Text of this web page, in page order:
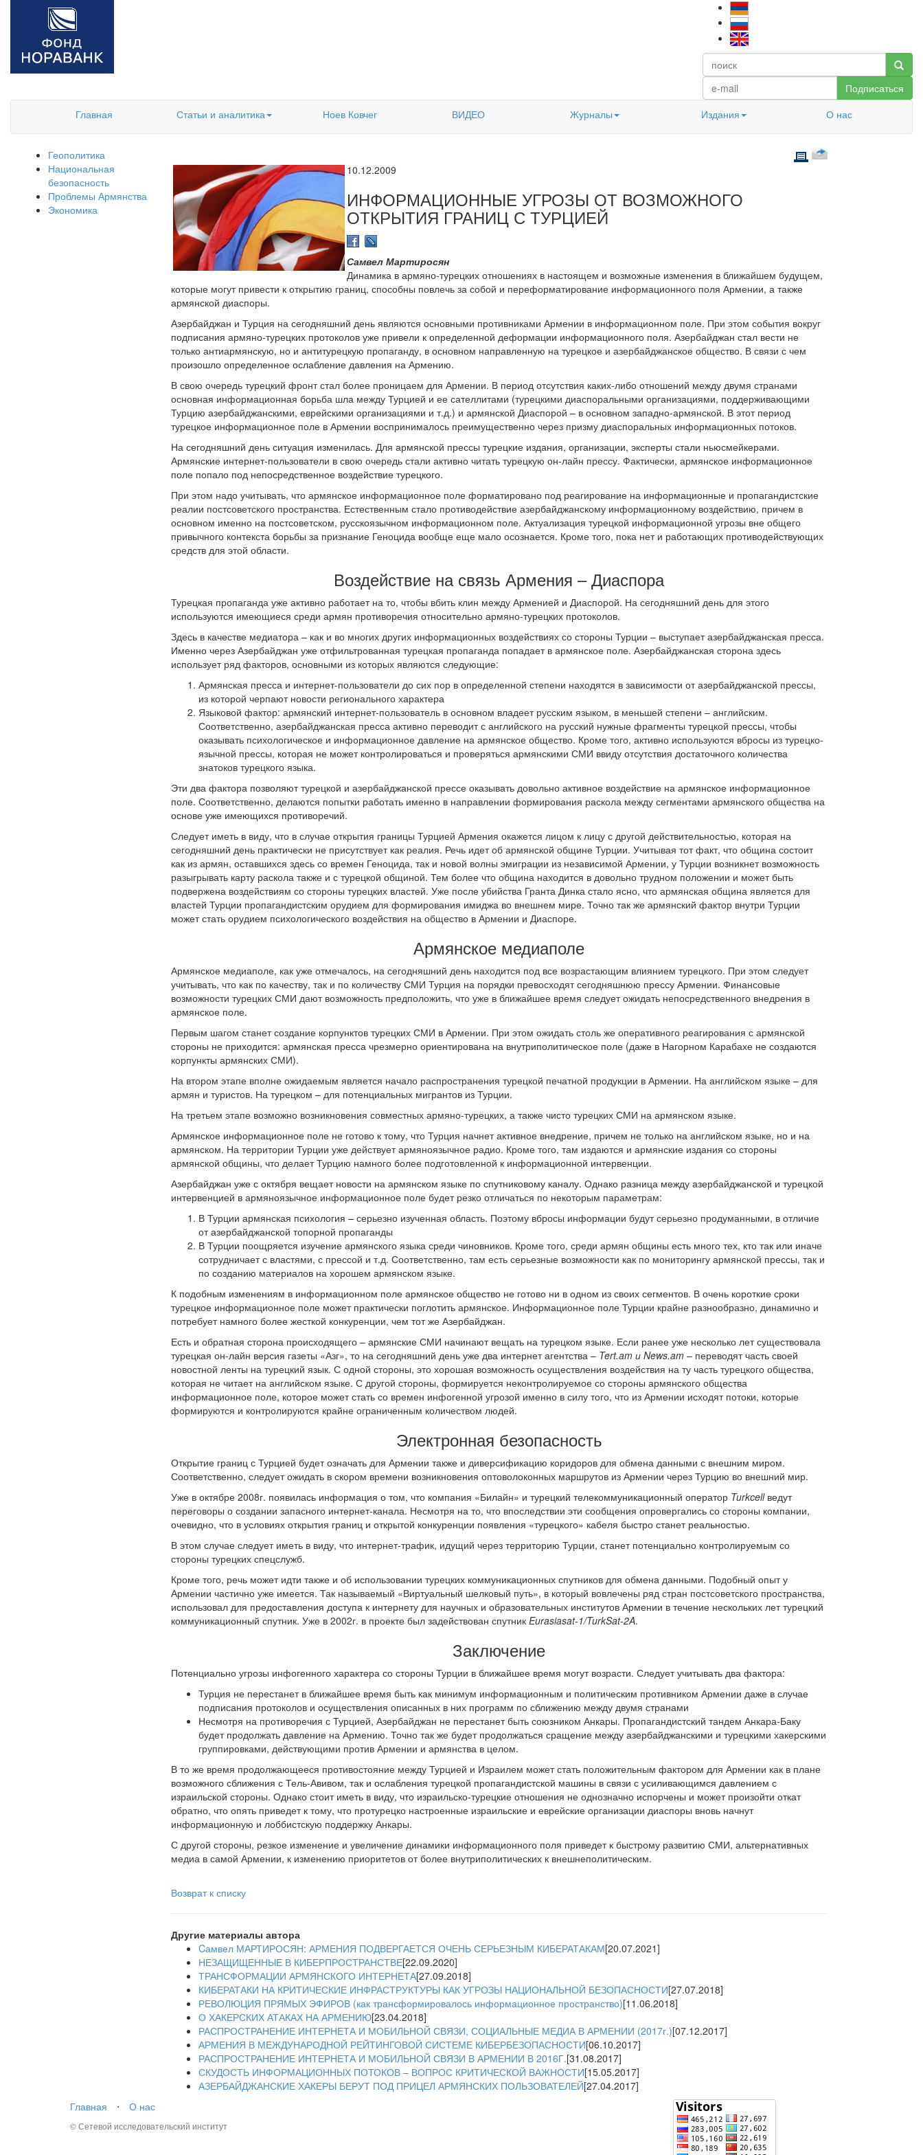
Подписаться
Главная
Статьи и аналитика Ноев Ковчег ВИДЕО Журналы Издания О нас
Геополитика
Национальная
безопасность
Проблемы Армянства
Экономика
10.12.2009
ИНФОРМАЦИОННЫЕ УГРОЗЫ ОТ ВОЗМОЖНОГО
ОТКРЫТИЯ ГРАНИЦ С ТУРЦИЕЙ
Самвел Мартиросян
Динамика в армяно-турецких отношениях в настоящем и возможные изменения в ближайшем будущем,
которые могут привести к открытию границ, способны повлечь за собой и переформатирование информационного поля Армении, а также
армянской диаспоры.
Азербайджан и Турция на сегодняшний день являются основными противниками Армении в информационном поле. При этом события вокруг
подписания армяно-турецких протоколов уже привели к определенной деформации информационного поля. Азербайджан стал вести не
только антиармянскую, но и антитурецкую пропаганду, в основном направленную на турецкое и азербайджанское общество. В связи с чем
произошло определенное ослабление давления на Армению.
В свою очередь турецкий фронт стал более проницаем для Армении. В период отсутствия каких-либо отношений между двумя странами
основная информационная борьба шла между Турцией и ее сателлитами (турецкими диаспоральными организациями, поддерживающими
Турцию азербайджанскими, еврейскими организациями и т.д.) и армянской Диаспорой – в основном западно-армянской. В этот период
турецкое информационное поле в Армении воспринималось преимущественно через призму диаспоральных информационных потоков.
На сегодняшний день ситуация изменилась. Для армянской прессы турецкие издания, организации, эксперты стали ньюсмейкерами.
Армянские интернет-пользователи в свою очередь стали активно читать турецкую он-лайн прессу. Фактически, армянское информационное
поле попало под непосредственное воздействие турецкого.
При этом надо учитывать, что армянское информационное поле форматировано под реагирование на информационные и пропагандистские
реалии постсоветского пространства. Естественным стало противодействие азербайджанскому информационному воздействию, причем в
основном именно на постсоветском, русскоязычном информационном поле. Актуализация турецкой информационной угрозы вне общего
привычного контекста борьбы за признание Геноцида вообще еще мало осознается. Кроме того, пока нет и работающих противодействующих
средств для этой области.
Воздействие на связь Армения – Диаспора
Турецкая пропаганда уже активно работает на то, чтобы вбить клин между Арменией и Диаспорой. На сегодняшний день для этого
используются имеющиеся среди армян противоречия относительно армяно-турецких протоколов.
Здесь в качестве медиатора – как и во многих других информационных воздействиях со стороны Турции – выступает азербайджанская пресса.
Именно через Азербайджан уже отфильтрованная турецкая пропаганда попадает в армянское поле. Азербайджанская сторона здесь
использует ряд факторов, основными из которых являются следующие:
Армянская пресса и интернет-пользователи до сих пор в определенной степени находятся в зависимости от азербайджанской прессы,
из которой черпают новости регионального характера
Языковой фактор: армянский интернет-пользователь в основном владеет русским языком, в меньшей степени – английским.
Соответственно, азербайджанская пресса активно переводит с английского на русский нужные фрагменты турецкой прессы, чтобы
оказывать психологическое и информационное давление на армянское общество. Кроме того, активно используются вбросы из турецко-
язычной прессы, которая не может контролироваться и проверяться армянскими СМИ ввиду отсутствия достаточного количества
знатоков турецкого языка.
Эти два фактора позволяют турецкой и азербайджанской прессе оказывать довольно активное воздействие на армянское информационное
поле. Соответственно, делаются попытки работать именно в направлении формирования раскола между сегментами армянского общества на
основе уже имеющихся противоречий.
Следует иметь в виду, что в случае открытия границы Турцией Армения окажется лицом к лицу с другой действительностью, которая на
сегодняшний день практически не присутствует как реалия. Речь идет об армянской общине Турции. Учитывая тот факт, что община состоит
как из армян, оставшихся здесь со времен Геноцида, так и новой волны эмиграции из независимой Армении, у Турции возникнет возможность
разыгрывать карту раскола также и с турецкой общиной. Тем более что община находится в довольно трудном положении и может быть
подвержена воздействиям со стороны турецких властей. Уже после убийства Гранта Динка стало ясно, что армянская община является для
властей Турции пропагандистским орудием для формирования имиджа во внешнем мире. Точно так же армянский фактор внутри Турции
может стать орудием психологического воздействия на общество в Армении и Диаспоре.
Армянское медиаполе
Армянское медиаполе, как уже отмечалось, на сегодняшний день находится под все возрастающим влиянием турецкого. При этом следует
учитывать, что как по качеству, так и по количеству СМИ Турция на порядки превосходят сегодняшнюю прессу Армении. Финансовые
возможности турецких СМИ дают возможность предположить, что уже в ближайшее время следует ожидать непосредственного внедрения в
армянское поле.
Первым шагом станет создание корпунктов турецких СМИ в Армении. При этом ожидать столь же оперативного реагирования с армянской
стороны не приходится: армянская пресса чрезмерно ориентирована на внутриполитическое поле (даже в Нагорном Карабахе не создаются
корпункты армянских СМИ).
На втором этапе вполне ожидаемым является начало распространения турецкой печатной продукции в Армении. На английском языке – для
армян и туристов. На турецком – для потенциальных мигрантов из Турции.
На третьем этапе возможно возникновения совместных армяно-турецких, а также чисто турецких СМИ на армянском языке.
Армянское информационное поле не готово к тому, что Турция начнет активное внедрение, причем не только на английском языке, но и на
армянском. На территории Турции уже действует армяноязычное радио. Кроме того, там издаются и армянские издания со стороны
армянской общины, что делает Турцию намного более подготовленной к информационной интервенции.
Азербайджан уже с октября вещает новости на армянском языке по спутниковому каналу. Однако разница между азербайджанской и турецкой
интервенцией в армяноязычное информационное поле будет резко отличаться по некоторым параметрам:
В Турции армянская психология – серьезно изученная область. Поэтому вбросы информации будут серьезно продуманными, в отличие
от азербайджанской топорной пропаганды
В Турции поощряется изучение армянского языка среди чиновников. Кроме того, среди армян общины есть много тех, кто так или иначе
сотрудничает с властями, с прессой и т.д. Соответственно, там есть серьезные возможности как по мониторингу армянской прессы, так и
по созданию материалов на хорошем армянском языке.
К подобным изменениям в информационном поле армянское общество не готово ни в одном из своих сегментов. В очень короткие сроки
турецкое информационное поле может практически поглотить армянское. Информационное поле Турции крайне разнообразно, динамично и
потребует намного более жесткой конкуренции, чем тот же Азербайджан.
Есть и обратная сторона происходящего – армянские СМИ начинают вещать на турецком языке. Если ранее уже несколько лет существовала
турецкая он-лайн версия газеты «Азг», то на сегодняшний день уже два интернет агентства – Tert.am и News.am – переводят часть своей
новостной ленты на турецкий язык. С одной стороны, это хорошая возможность осуществления воздействия на ту часть турецкого общества,
которая не читает на английском языке. С другой стороны, формируется неконтролируемое со стороны армянского общества
информационное поле, которое может стать со времен инфогенной угрозой именно в силу того, что из Армении исходят потоки, которые
формируются и контролируются крайне ограниченным количеством людей.
Электронная безопасность
Открытие границ с Турцией будет означать для Армении также и диверсификацию коридоров для обмена данными с внешним миром.
Соответственно, следует ожидать в скором времени возникновения оптоволоконных маршрутов из Армении через Турцию во внешний мир.
Уже в октябре 2008г. появилась информация о том, что компания «Билайн» и турецкий телекоммуникационный оператор Turkcellведут
переговоры о создании запасного интернет-канала. Несмотря на то, что впоследствии эти сообщения опровергались со стороны компании,
очевидно, что в условиях открытия границ и открытой конкуренции появления «турецкого» кабеля быстро станет реальностью.
В этом случае следует иметь в виду, что интернет-трафик, идущий через территорию Турции, станет потенциально контролируемым со
стороны турецких спецслужб.
Кроме того, речь может идти также и об использовании турецких коммуникационных спутников для обмена данными. Подобный опыт у
Армении частично уже имеется. Так называемый «Виртуальный шелковый путь», в который вовлечены ряд стран постсоветского пространства,
использовал для предоставления доступа к интернету для научных и образовательных институтов Армении в течение нескольких лет турецкий
коммуникационный спутник. Уже в 2002г. в проекте был задействован спутник Eurasiasat-1/TurkSat-2A.
Заключение
Потенциально угрозы инфогенного характера со стороны Турции в ближайшее время могут возрасти. Следует учитывать два фактора:
Турция не перестанет в ближайшее время быть как минимум информационным и политическим противником Армении даже в случае
подписания протоколов и осуществления описанных в них программ по сближению между двумя странами
Несмотря на противоречия с Турцией, Азербайджан не перестанет быть союзником Анкары. Пропагандистский тандем Анкара-Баку
будет продолжать давление на Армению. Точно так же будет продолжаться сращение между азербайджанскими и турецкими хакерскими
группировками, действующими против Армении и армянства в целом.
В то же время продолжающееся противостояние между Турцией и Израилем может стать положительным фактором для Армении как в плане
возможного сближения с Тель-Авивом, так и ослабления турецкой пропагандистской машины в связи с усиливающимся давлением с
израильской стороны. Однако стоит иметь в виду, что израильско-турецкие отношения не однозначно испорчены и может произойти откат
обратно, что опять приведет к тому, что протурецко настроенные израильские и еврейские организации диаспоры вновь начнут
информационную и лоббистскую поддержку Анкары.
С другой стороны, резкое изменение и увеличение динамики информационного поля приведет к быстрому развитию СМИ, альтернативных
медиа в самой Армении, к изменению приоритетов от более внутриполитических к внешнеполитическим.
Возврат к списку
Другие материалы автора
Cамвел МАРТИРОСЯН: АРМЕНИЯ ПОДВЕРГАЕТСЯ ОЧЕНЬ СЕРЬЕЗНЫМ КИБЕРАТАКАМ[20.07.2021]
НЕЗАЩИЩЕННЫЕ В КИБЕРПРОСТРАНСТВЕ[22.09.2020]
ТРАНСФОРМАЦИИ АРМЯНСКОГО ИНТЕРНЕТА[27.09.2018]
КИБЕРАТАКИ НА КРИТИЧЕСКИЕ ИНФРАСТРУКТУРЫ КАК УГРОЗЫ НАЦИОНАЛЬНОЙ БЕЗОПАСНОСТИ[27.07.2018]
РЕВОЛЮЦИЯ ПРЯМЫХ ЭФИРОВ (как трансформировалось информационное пространство)[11.06.2018]
О ХАКЕРСКИХ АТАКАХ НА АРМЕНИЮ[23.04.2018]
РАСПРОСТРАНЕНИЕ ИНТЕРНЕТА И МОБИЛЬНОЙ СВЯЗИ, СОЦИАЛЬНЫЕ МЕДИА В АРМЕНИИ (2017г.)[07.12.2017]
АРМЕНИЯ В МЕЖДУНАРОДНОЙ РЕЙТИНГОВОЙ СИСТЕМЕ КИБЕРБЕЗОПАСНОСТИ[06.10.2017]
РАСПРОСТРАНЕНИЕ ИНТЕРНЕТА И МОБИЛЬНОЙ СВЯЗИ В АРМЕНИИ В 2016Г.[31.08.2017]
СКУДОСТЬ ИНФОРМАЦИОННЫХ ПОТОКОВ – ВОПРОС КРИТИЧЕСКОЙ ВАЖНОСТИ[15.05.2017]
АЗЕРБАЙДЖАНСКИЕ ХАКЕРЫ БЕРУТ ПОД ПРИЦЕЛ АРМЯНСКИХ ПОЛЬЗОВАТЕЛЕЙ[27.04.2017]
Главная
⋅ О нас
© Сетевой исследовательский институт